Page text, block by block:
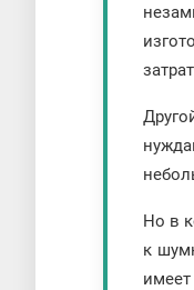
Но в
к